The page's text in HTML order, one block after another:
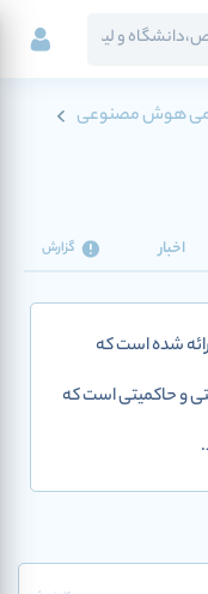
هوش مصنوعی
اخبار گزارش
شده است که
و حاکمیتی است که